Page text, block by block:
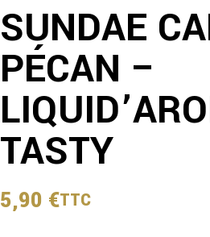
SUNDAE
PÉCAN –
TASTY
5,90 €TTC